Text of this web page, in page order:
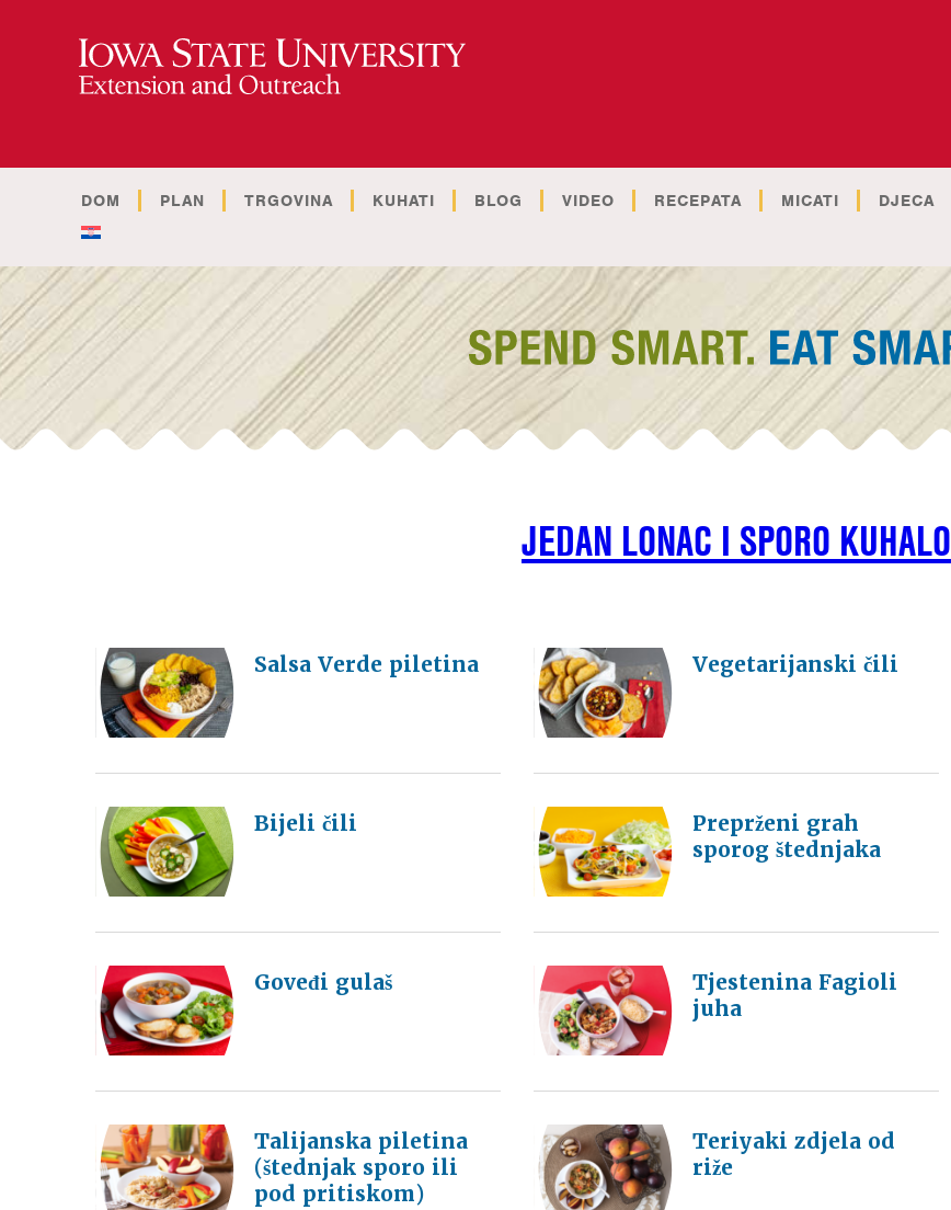
DOM PLAN TRGOVINA KUHATI BLOG VIDEO RECEPATA MICATI DJECA
JEDAN LONAC I SPORO KUHALO
Salsa Verde piletina Vegetarijanski čili
Bijeli čili
Preprženi grah
sporog štednjaka
Goveđi gulaš
Tjestenina Fagioli
juha
Talijanska piletina
(štednjak sporo ili
pod pritiskom)
Teriyaki zdjela od
riže